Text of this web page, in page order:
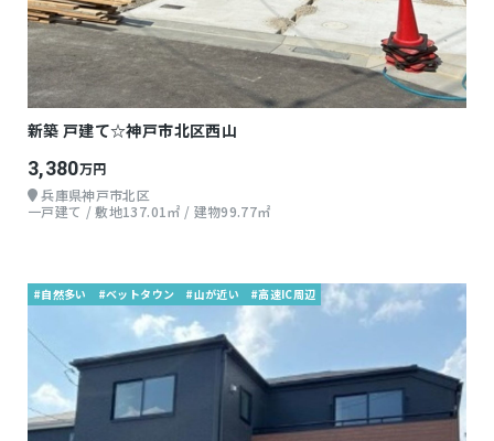
新築 戸建て☆神戸市北区西山
3,380万円
兵庫県神戸市北区
一戸建て / 敷地137.01㎡ / 建物99.77㎡
#自然多い #ベットタウン #山が近い #高速IC周辺